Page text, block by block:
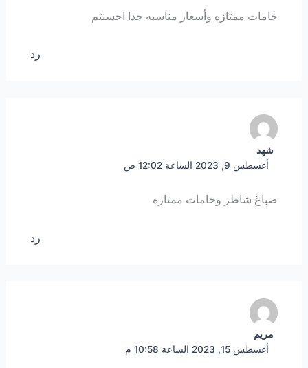
خامات ممتازه وأسعار مناسبه جدا احسنتم
رد
شهد
أغسطس 9, 2023 الساعة 12:02 ص
صباغ شاطر وخامات ممتازه
رد
مريم
أغسطس 15, 2023 الساعة 10:58 م